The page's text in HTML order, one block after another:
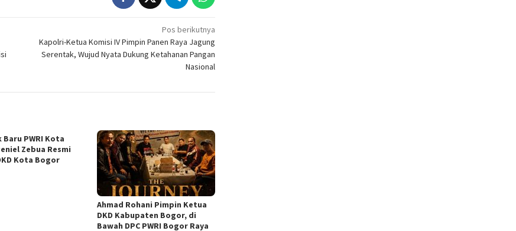
Pos berikutnya
Kapolri-Ketua Komisi IV Pimpin Panen Raya Jagung
Serentak, Wujud Nyata Dukung Ketahanan Pangan
Nasional
PWRI Kota
Zebua Resmi
Kota Bogor
Ahmad Rohani Pimpin Ketua
DKD Kabupaten Bogor, di
Bawah DPC PWRI Bogor Raya